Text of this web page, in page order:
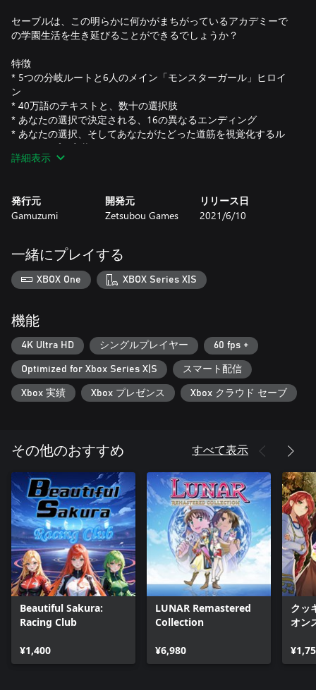
セーブルは、この明らかに何かがまちがっているアカデミーで
の学園生活を生き延びることができるでしょうか？
特徴
* 5つの分岐ルートと6人のメイン「モンスターガール」ヒロイ
ン
* 40万語のテキストと、数十の選択肢
* あなたの選択で決定される、16の異なるエンディング
* あなたの選択、そしてあなたがたどった道筋を視覚化するル
ートマップを実装
* ルートマップのチェックポイントを使用すれば、セーブして
* このゲームのために書き下ろされたオリジナルのアートワー
クと音楽
詳細表示
発行元
Gamuzumi
開発元
Zetsubou Games
リリース日
2021/6/10
一緒にプレイする
XBOX One XBOX Series X|S
機能
4K Ultra HD シングルプレイヤー 60 fps +
Optimized for Xbox Series X|S スマート配信
Xbox 実績 Xbox プレゼンス Xbox クラウド セーブ
その他のおすすめ すべて表示
Beautiful Sakura:
Racing Club
¥1,400
LUNAR Remastered
Collection
¥6,980
クッ
オン